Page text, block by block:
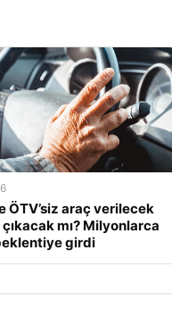
ÖTV’siz araç verilecek
mı? Milyonlarca
girdi